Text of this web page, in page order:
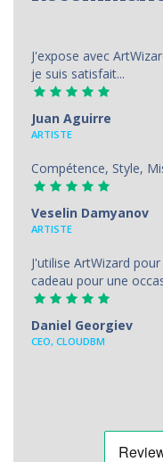
J'expose avec
je suis satisfait...
Juan Aguirre
АRTISTE
Compétence, Style,
Veselin Damyanov
ARTISTE
J'utilise ArtWizard
cadeau pour une
Daniel Georgiev
CEO, CLOUDBM